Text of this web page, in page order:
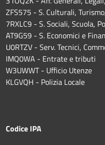
ZFS575 - S. Culturali,
7RXLC9 - S. Sociali, Scuola,
AT9G59 - S. Economici e
U0RTZV - Serv. Tecnici,
IMQ0WA - Entrate e tributi
W3UWWT - Ufficio Utenze
KLGVQH - Polizia Locale
Codice IPA